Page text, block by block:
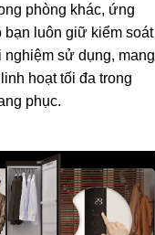
phòng khác, ứng
bạn luôn giữ kiểm soát
nghiệm sử dụng, mang
hoạt tối đa trong
phục.